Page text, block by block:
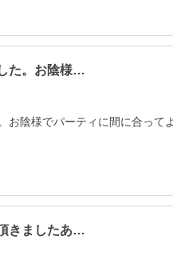
た。お陰様…
お陰様でパーティに間に合って
きましたあ…